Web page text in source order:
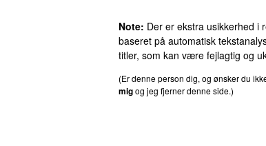
Note: Der er ekstra usikkerhed i
baseret på automatisk
titler, som kan være fejlagtig og
(Er denne person dig, og ønsker du
migog jeg fjerner denne side.)